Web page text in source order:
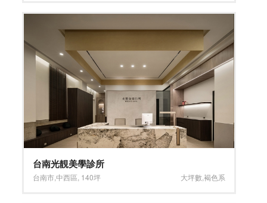
台南光靚美學診所
台南市,中西區 140坪 大坪數 褐色系